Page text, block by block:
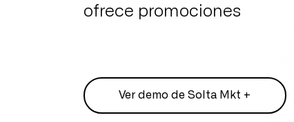
ofrece promociones
Ver demo de Solta Mkt +